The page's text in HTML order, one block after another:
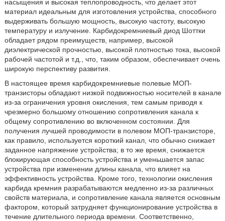
насыщения и высокая теплопроводность, что делает этот
материал идеальным для изготовления устройства, способного
выдерживать большую мощность, высокую частоту, высокую
температуру и излучение. Карбидокремниевый диод Шоттки
обладает рядом преимуществ, например, высокой
диэлектрической прочностью, высокой плотностью тока, высокой
рабочей частотой и т.д., что, таким образом, обеспечивает очень
широкую перспективу развития.
В настоящее время карбидокремниевые полевые МОП-
транзисторы обладают низкой подвижностью носителей в канале
из-за ограничения уровня окисления, тем самым приводя к
чрезмерно большому отношению сопротивления канала к
общему сопротивлению во включенном состоянии. Для
получения лучшей проводимости в полевом МОП-транзисторе,
как правило, используется короткий канал, что обычно снижает
заданное напряжение устройства; в то же время, снижается
блокирующая способность устройства и уменьшается запас
устройства при изменении длины канала, что влияет на
эффективность устройства. Кроме того, технологии окисления
карбида кремния разрабатываются медленно из-за различных
свойств материала, и сопротивление канала является основным
фактором, который затрудняет функционирование устройства в
течение длительного периода времени. Соответственно,